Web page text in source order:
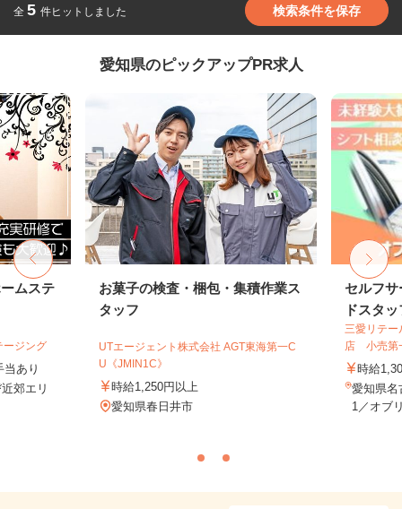
全 5 件ヒットしました 検索条件を保存
愛知県のピックアップPR求人
ムステ
ージング
あり
郊エリ
お菓子の検査・梱包・集積作業ス
タッフ
UTエージェント株式会社 AGT東海第一C
U《JMIN1C》
時給1,250円以上
愛知県春日井市
セルフ
ドスタッ
三愛リテ
店 小売第
時給
愛知県名
1／オブ